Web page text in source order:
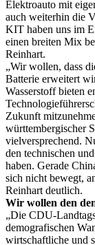
Elektroauto mit
auch weiterhin die
KIT haben uns im
einen breiten Mix
Reinhart.
„Wir wollen, dass
Batterie erweitert
Wasserstoff bieten
Zukunft
württembergischer
vielversprechend.
den technischen
haben. Gerade
sich nicht bewegt,
Reinhart deutlich.
Wir wollen den
„Die CDU-
demografischen
wirtschaftliche und